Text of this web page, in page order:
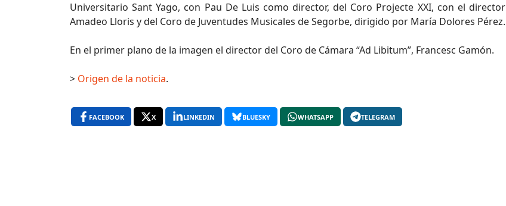
Universitario Sant Yago, con Pau De Luis como director, del Coro Projecte XXI, con el director
Amadeo Lloris y del Coro de Juventudes Musicales de Segorbe, dirigido por María Dolores Pérez.
En el primer plano de la imagen el director del Coro de Cámara “Ad Libitum”, Francesc Gamón.
> Origen de la noticia.
FACEBOOK X LINKEDIN BLUESKY WHATSAPP TELEGRAM